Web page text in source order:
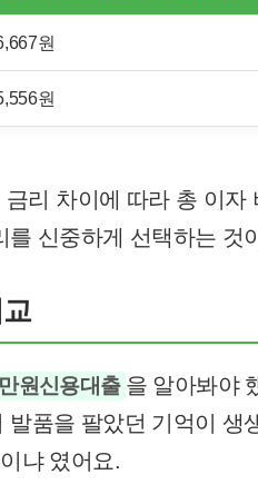
원
원
리 차이에 따라 총 이자
를 신중하게 선택하는 것
원신용대출 을 알아봐야
품을 팔았던 기억이 생
냐 였어요.